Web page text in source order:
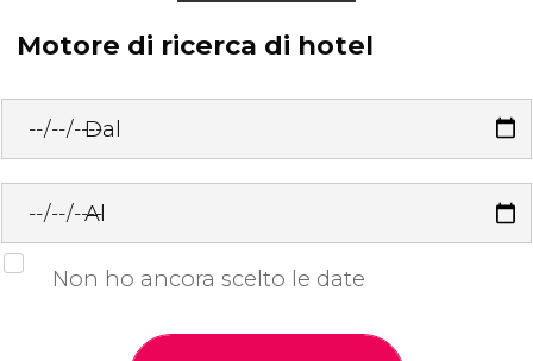
Motore di ricerca di hotel
Dal
Al
Non ho ancora scelto le date